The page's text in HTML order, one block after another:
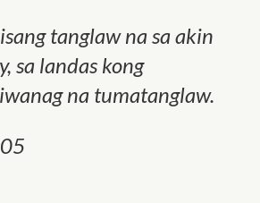
tanglaw na sa akin
sa landas kong
na tumatanglaw.